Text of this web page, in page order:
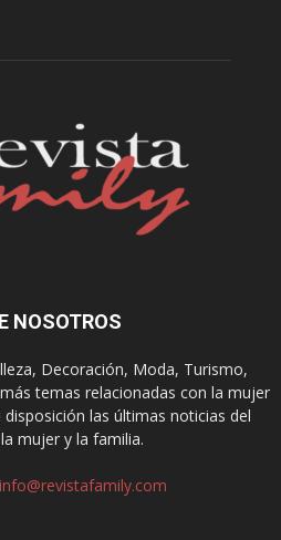
NOSOTROS
Decoración, Moda, Turismo,
temas relacionadas con la mujer
las últimas noticias del
mujer y la familia.
info@revistafamily.com